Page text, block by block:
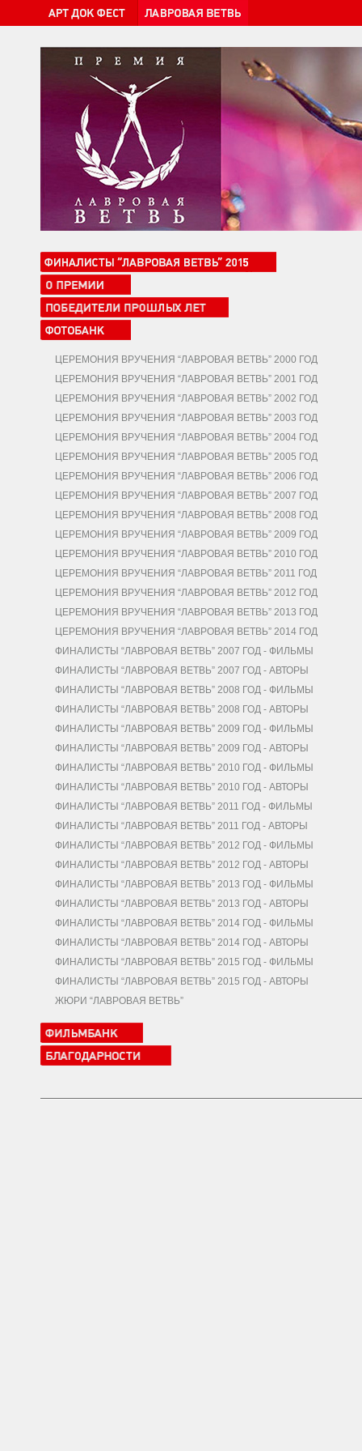
ЦЕРЕМОНИЯ ВРУЧЕНИЯ “ЛАВРОВАЯ ВЕТВЬ” 2000 ГОД
ЦЕРЕМОНИЯ ВРУЧЕНИЯ “ЛАВРОВАЯ ВЕТВЬ” 2001 ГОД
ЦЕРЕМОНИЯ ВРУЧЕНИЯ “ЛАВРОВАЯ ВЕТВЬ” 2002 ГОД
ЦЕРЕМОНИЯ ВРУЧЕНИЯ “ЛАВРОВАЯ ВЕТВЬ” 2003 ГОД
ЦЕРЕМОНИЯ ВРУЧЕНИЯ “ЛАВРОВАЯ ВЕТВЬ” 2004 ГОД
ЦЕРЕМОНИЯ ВРУЧЕНИЯ “ЛАВРОВАЯ ВЕТВЬ” 2005 ГОД
ЦЕРЕМОНИЯ ВРУЧЕНИЯ “ЛАВРОВАЯ ВЕТВЬ” 2006 ГОД
ЦЕРЕМОНИЯ ВРУЧЕНИЯ “ЛАВРОВАЯ ВЕТВЬ” 2007 ГОД
ЦЕРЕМОНИЯ ВРУЧЕНИЯ “ЛАВРОВАЯ ВЕТВЬ” 2008 ГОД
ЦЕРЕМОНИЯ ВРУЧЕНИЯ “ЛАВРОВАЯ ВЕТВЬ” 2009 ГОД
ЦЕРЕМОНИЯ ВРУЧЕНИЯ “ЛАВРОВАЯ ВЕТВЬ” 2010 ГОД
ЦЕРЕМОНИЯ ВРУЧЕНИЯ “ЛАВРОВАЯ ВЕТВЬ” 2011 ГОД
ЦЕРЕМОНИЯ ВРУЧЕНИЯ “ЛАВРОВАЯ ВЕТВЬ” 2012 ГОД
ЦЕРЕМОНИЯ ВРУЧЕНИЯ “ЛАВРОВАЯ ВЕТВЬ” 2013 ГОД
ЦЕРЕМОНИЯ ВРУЧЕНИЯ “ЛАВРОВАЯ ВЕТВЬ” 2014 ГОД
ФИНАЛИСТЫ “ЛАВРОВАЯ ВЕТВЬ” 2007 ГОД - ФИЛЬМЫ
ФИНАЛИСТЫ “ЛАВРОВАЯ ВЕТВЬ” 2007 ГОД - АВТОРЫ
ФИНАЛИСТЫ “ЛАВРОВАЯ ВЕТВЬ” 2008 ГОД - ФИЛЬМЫ
ФИНАЛИСТЫ “ЛАВРОВАЯ ВЕТВЬ” 2008 ГОД - АВТОРЫ
ФИНАЛИСТЫ “ЛАВРОВАЯ ВЕТВЬ” 2009 ГОД - ФИЛЬМЫ
ФИНАЛИСТЫ “ЛАВРОВАЯ ВЕТВЬ” 2009 ГОД - АВТОРЫ
ФИНАЛИСТЫ “ЛАВРОВАЯ ВЕТВЬ” 2010 ГОД - ФИЛЬМЫ
ФИНАЛИСТЫ “ЛАВРОВАЯ ВЕТВЬ” 2010 ГОД - АВТОРЫ
ФИНАЛИСТЫ “ЛАВРОВАЯ ВЕТВЬ” 2011 ГОД - ФИЛЬМЫ
ФИНАЛИСТЫ “ЛАВРОВАЯ ВЕТВЬ” 2011 ГОД - АВТОРЫ
ФИНАЛИСТЫ “ЛАВРОВАЯ ВЕТВЬ” 2012 ГОД - ФИЛЬМЫ
ФИНАЛИСТЫ “ЛАВРОВАЯ ВЕТВЬ” 2012 ГОД - АВТОРЫ
ФИНАЛИСТЫ “ЛАВРОВАЯ ВЕТВЬ” 2013 ГОД - ФИЛЬМЫ
ФИНАЛИСТЫ “ЛАВРОВАЯ ВЕТВЬ” 2013 ГОД - АВТОРЫ
ФИНАЛИСТЫ “ЛАВРОВАЯ ВЕТВЬ” 2014 ГОД - ФИЛЬМЫ
ФИНАЛИСТЫ “ЛАВРОВАЯ ВЕТВЬ” 2014 ГОД - АВТОРЫ
ФИНАЛИСТЫ “ЛАВРОВАЯ ВЕТВЬ” 2015 ГОД - ФИЛЬМЫ
ФИНАЛИСТЫ “ЛАВРОВАЯ ВЕТВЬ” 2015 ГОД - АВТОРЫ
ЖЮРИ “ЛАВРОВАЯ ВЕТВЬ”